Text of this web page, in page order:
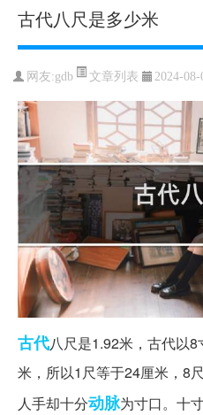
古代八尺是多少米
网友:gdb 文章列表 2024-
古代八尺是1.92米，古代以
米，所以1尺等于24厘米，8
人手却十分动脉为寸口。十